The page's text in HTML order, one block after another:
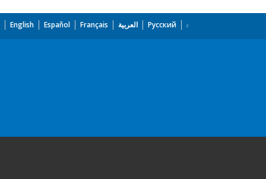
English Español Français العربية Русский